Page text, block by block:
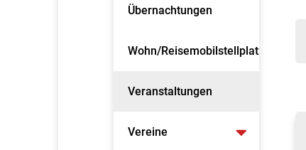
Übernachtungen
Wohn/Reisemobilstellplatz
Veranstaltungen
Vereine